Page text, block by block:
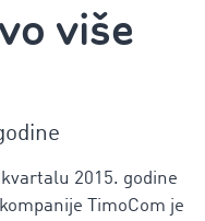
više
2015. godine
TimoCom je